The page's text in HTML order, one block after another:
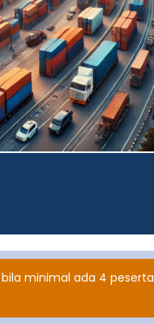
minimal ada 4 peserta